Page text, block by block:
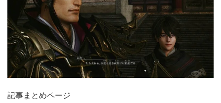
記事まとめページ